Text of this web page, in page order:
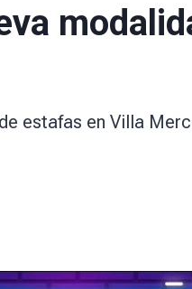
estafas en Villa